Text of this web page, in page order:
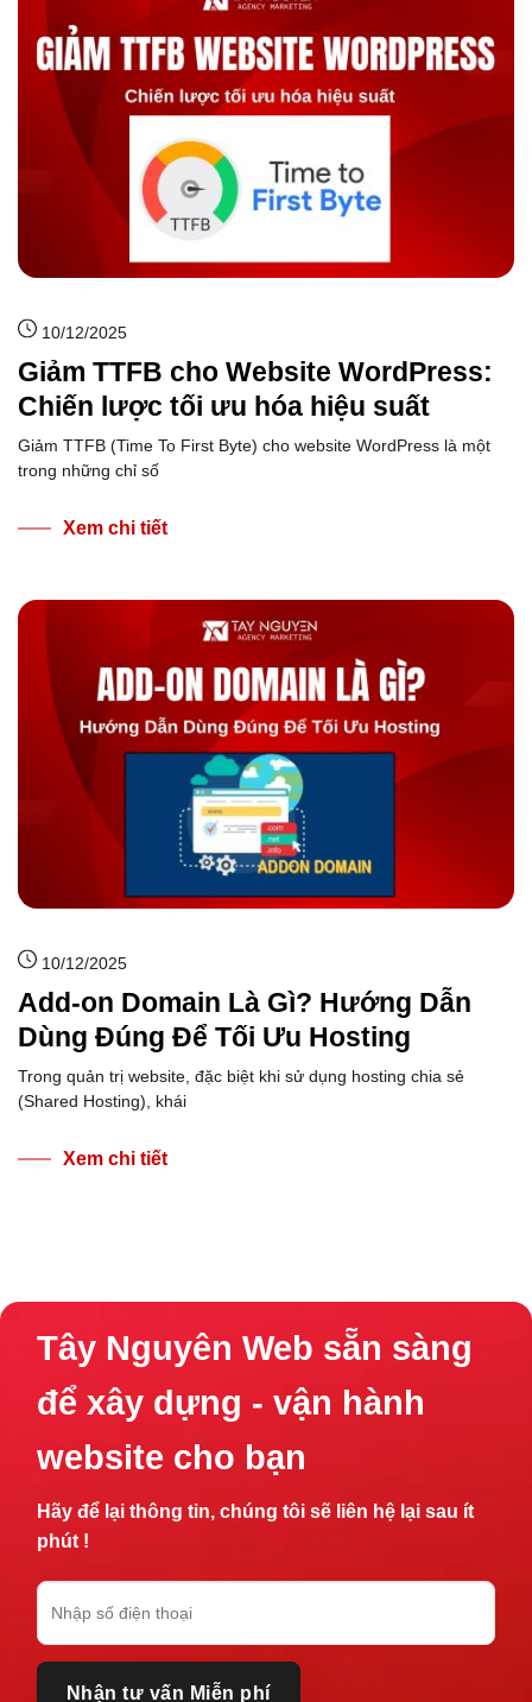
10/12/2025
Giảm TTFB cho Website WordPress:
Chiến lược tối ưu hóa hiệu suất
Giảm TTFB (Time To First Byte) cho website WordPress là một
trong những chỉ số
Xem chi tiết
10/12/2025
Add-on Domain Là Gì? Hướng Dẫn
Dùng Đúng Để Tối Ưu Hosting
Trong quản trị website, đặc biệt khi sử dụng hosting chia sẻ
(Shared Hosting), khái
Xem chi tiết
Tây Nguyên Web sẵn sàng
để xây dựng - vận hành
website cho bạn
Hãy để lại thông tin, chúng tôi sẽ liên hệ lại sau ít
phút !